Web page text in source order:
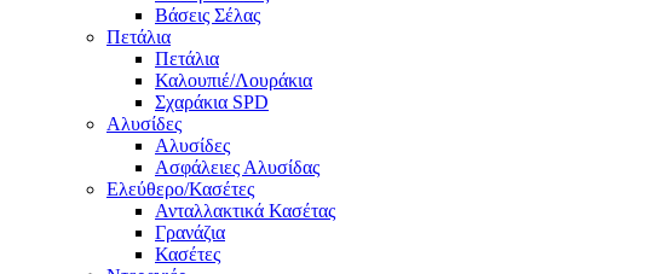
Βάσεις Σέλας
Πετάλια
Πετάλια
Καλουπιέ/Λουράκια
Σχαράκια SPD
Αλυσίδες
Αλυσίδες
Ασφάλειες Αλυσίδας
Ελεύθερο/Κασέτες
Ανταλλακτικά Κασέτας
Γρανάζια
Κασέτες